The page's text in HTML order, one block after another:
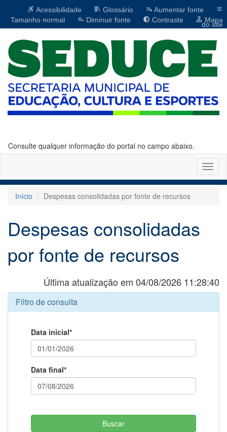
Acessibilidade Glossário
Aumentar fonte
Tamanho normal
Diminuir fonte Contraste Mapa
do site
Consulte qualquer informação do portal no campo abaixo.
Início
Despesas consolidadas por fonte de recursos
Despesas consolidadas
por fonte de recursos
Última atualização em 04/08/2026 11:28:40
Filtro de consulta
Data inicial*
Data final*